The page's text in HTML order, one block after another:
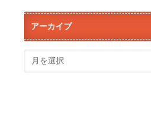
アーカイブ